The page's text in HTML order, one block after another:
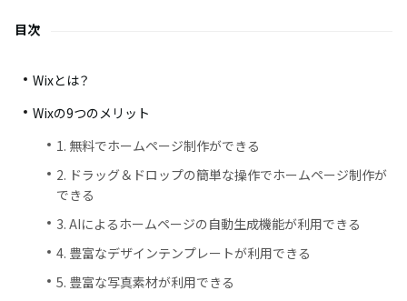
目次
Wixとは？
Wixの9つのメリット
1. 無料でホームページ制作ができる
2. ドラッグ＆ドロップの簡単な操作でホームページ制作が
できる
3. AIによるホームページの自動生成機能が利用できる
4. 豊富なデザインテンプレートが利用できる
5. 豊富な写真素材が利用できる